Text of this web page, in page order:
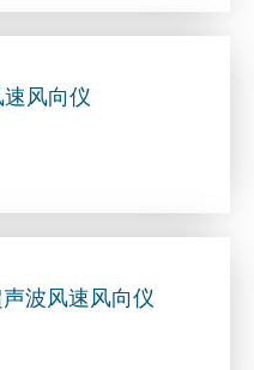
风向仪
波风速风向仪